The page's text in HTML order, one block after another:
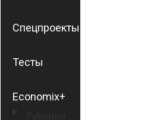
Спецпроекты
Тесты
Economix+